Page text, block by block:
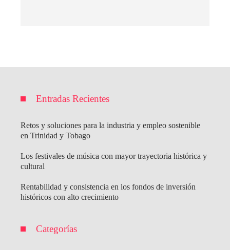
Entradas Recientes
Retos y soluciones para la industria y empleo sostenible
en Trinidad y Tobago
Los festivales de música con mayor trayectoria histórica y
cultural
Rentabilidad y consistencia en los fondos de inversión
históricos con alto crecimiento
Categorías